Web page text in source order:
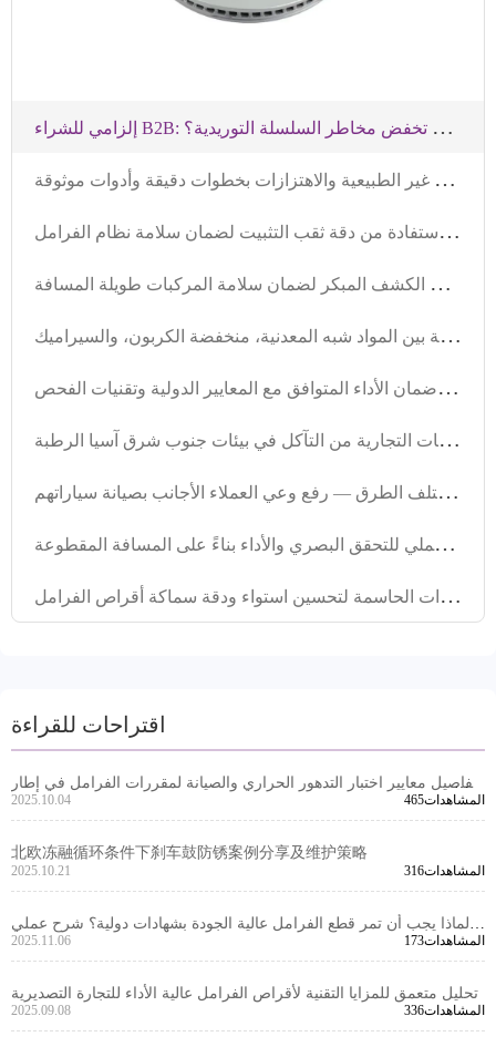
إ
لزامي للشراء B2B: كيف يمكن فترة الضمان والضمان بالكيلومترات للقرصات الفرامل أن تخفض مخاطر السلسلة التوريدية؟
د
ليـل تركيب قرص الفرامل الاحترافي: تجنب الأصوات غير الطبيعية والاهتزازات بخطوات دقيقة وأدوات موثوقة
ت
فاصيل أخطاء تركيب قرص الفرامل: كيفية الاستفادة من دقة ثقب التثبيت لضمان سلامة نظام الفرامل
ت
أثير التعب الحراري على عمر قطع الفرامل وطرق الكشف المبكر لضمان سلامة المركبات طويلة المسافة
ك
يفية اختيار مادة فتيلات الفرامل للشاحنات الثقيلة: مقارنة بين المواد شبه المعدنية، منخفضة الكربون، والسيراميك
ت
حليل مزايا تصدير أقراص الفرامل عالية الجودة – ضمان الأداء المتوافق مع المعايير الدولية وتقنيات الفحص
ح
لول متطورة لحماية أسطوانات الفرامل في المركبات التجارية من التآكل في بيئات جنوب شرق آسيا الرطبة
ت
حليل قوانين تدهور أداء بطانات الفرامل في مختلف الطرق — رفع وعي العملاء الأجانب بصيانة سياراتهم
ك
يف تُحدد حالة تآكل بطانات الفرامل بشكل علمي؟ دليل عملي للتحقق البصري والأداء بناءً على المسافة المقطوعة
ت
حليل تقنيات الخراطة الفعالة: الخطوات الحاسمة لتحسين استواء ودقة سماكة أقراص الفرامل
اقتراحات للقراءة
تفاصيل معايير اختبار التدهور الحراري والصيانة لمقررات الفرامل في إطار
2025.10.04 465المشاهدات
北欧冻融循环条件下刹车鼓防锈案例分享及维护策略
2025.10.21 316المشاهدات
لماذا يجب أن تمر قطع الفرامل عالية الجودة بشهادات دولية؟ شرح عملي
لضمان الجودة من التصميم إلى الإنتاج
2025.11.06 173المشاهدات
تحليل متعمق للمزايا التقنية لأقراص الفرامل عالية الأداء للتجارة التصديرية
2025.09.08 336المشاهدات